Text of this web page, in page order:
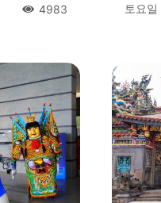
人氣4983 토요